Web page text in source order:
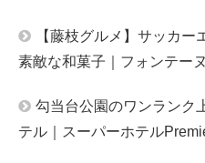
【藤枝グルメ】サッカ
素敵な和菓子｜フォンテー
勾当台公園のワンランク
テル｜スーパーホテル